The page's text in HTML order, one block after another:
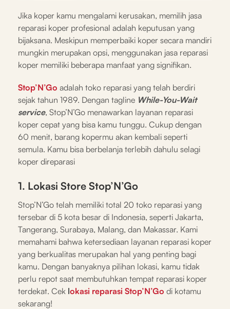
Jika koper kamu mengalami kerusakan, memilih jasa
reparasi koper profesional adalah keputusan yang
bijaksana. Meskipun memperbaiki koper secara mandiri
mungkin merupakan opsi, menggunakan jasa reparasi
koper memiliki beberapa manfaat yang signifikan.
Stop’N’Go adalah toko reparasi yang telah berdiri
sejak tahun 1989. Dengan tagline While-You-Wait
service, Stop’N’Go menawarkan layanan reparasi
koper cepat yang bisa kamu tunggu. Cukup dengan
60 menit, barang kopermu akan kembali seperti
semula. Kamu bisa berbelanja terlebih dahulu selagi
koper direparasi
1. Lokasi Store Stop’N’Go
Stop’N’Go telah memiliki total 20 toko reparasi yang
tersebar di 5 kota besar di Indonesia, seperti Jakarta,
Tangerang, Surabaya, Malang, dan Makassar. Kami
memahami bahwa ketersediaan layanan reparasi koper
yang berkualitas merupakan hal yang penting bagi
kamu. Dengan banyaknya pilihan lokasi, kamu tidak
perlu repot saat membutuhkan tempat reparasi koper
terdekat. Cek lokasi reparasi Stop’N’Go di kotamu
sekarang!